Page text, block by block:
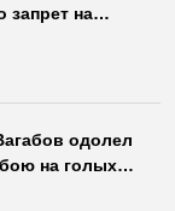
запрет на
одолел
на голых